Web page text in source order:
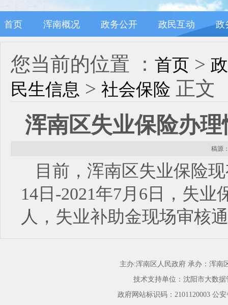
首页 浑南概况 政务公开 政民互动 政
您当前的位置 ： 首页 >
民生信息 > 社会保险 正文
浑南区失业保险办理
稿源
目前，浑南区失业保险
14日-2021年7月6日，失
人，失业补助金现场审核
主办:浑南区人民政府 承办：浑
技术支持单位：沈阳市大数
政府网站标识码：2101120003 公安